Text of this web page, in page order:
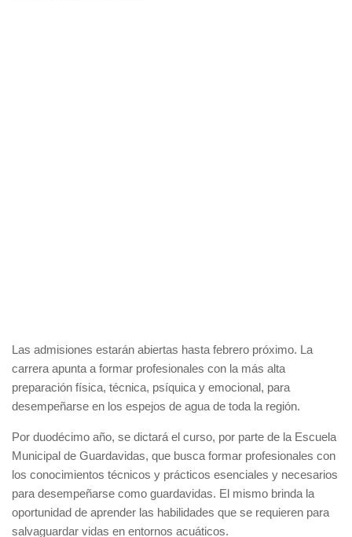
Las admisiones estarán abiertas hasta febrero próximo. La
carrera apunta a formar profesionales con la más alta
preparación física, técnica, psíquica y emocional, para
desempeñarse en los espejos de agua de toda la región.
Por duodécimo año, se dictará el curso, por parte de la Escuela
Municipal de Guardavidas, que busca formar profesionales con
los conocimientos técnicos y prácticos esenciales y necesarios
para desempeñarse como guardavidas. El mismo brinda la
oportunidad de aprender las habilidades que se requieren para
salvaguardar vidas en entornos acuáticos.